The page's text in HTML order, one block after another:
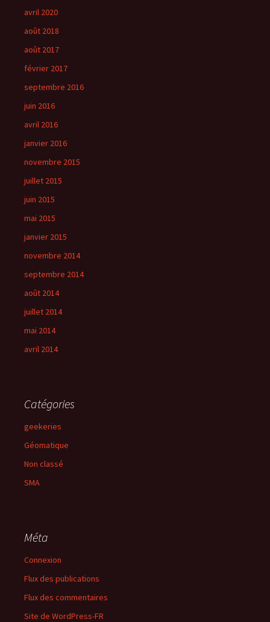
avril 2020
août 2018
août 2017
février 2017
septembre 2016
juin 2016
avril 2016
janvier 2016
novembre 2015
juillet 2015
juin 2015
mai 2015
janvier 2015
novembre 2014
septembre 2014
août 2014
juillet 2014
mai 2014
avril 2014
Catégories
geekeries
Géomatique
Non classé
SMA
Méta
Connexion
Flux des publications
Flux des commentaires
Site de WordPress-FR